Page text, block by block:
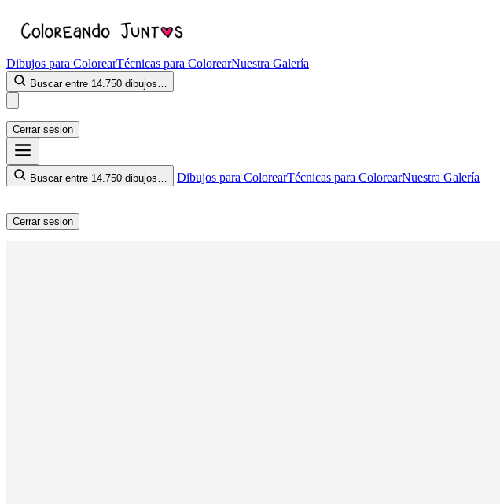
Dibujos para ColorearTécnicas para ColorearNuestra Galería
Buscar entre 14.750 dibujos…
Cerrar sesion
Buscar entre 14.750 dibujos… Dibujos para ColorearTécnicas para ColorearNuestra Galería
Cerrar sesion